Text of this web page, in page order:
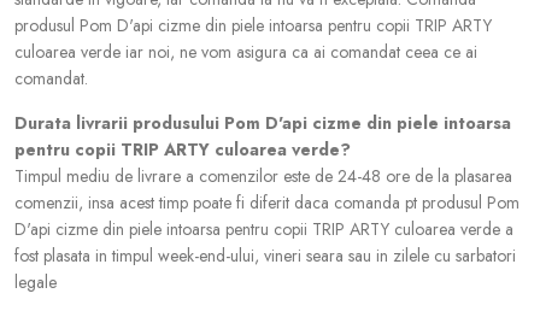
produsul Pom D'api cizme din piele intoarsa pentru copii TRIP ARTY
culoarea verde iar noi, ne vom asigura ca ai comandat ceea ce ai
comandat.
Durata livrarii produsului Pom D'api cizme din piele intoarsa
pentru copii TRIP ARTY culoarea verde?
Timpul mediu de livrare a comenzilor este de 24-48 ore de la plasarea
comenzii, insa acest timp poate fi diferit daca comanda pt produsul Pom
D'api cizme din piele intoarsa pentru copii TRIP ARTY culoarea verde a
fost plasata in timpul week-end-ului, vineri seara sau in zilele cu sarbatori
legale